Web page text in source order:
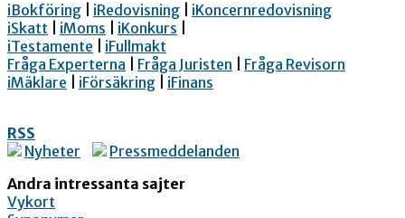
iBokföring
iRedovisning
iKoncernredovisning
iSkatt
iMoms iKonkurs
iTestamente
iFullmakt
Fråga Experterna
Fråga Juristen
Fråga Revisorn
iMäklare
iFörsäkring iFinans
RSS
Nyheter
Pressmeddelanden
Andra intressanta sajter
Vykort